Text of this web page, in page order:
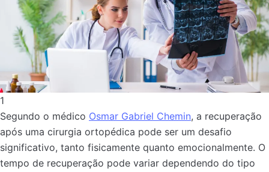
1
Segundo o médico Osmar Gabriel Chemin, a recuperação
após uma cirurgia ortopédica pode ser um desafio
significativo, tanto fisicamente quanto emocionalmente. O
tempo de recuperação pode variar dependendo do tipo